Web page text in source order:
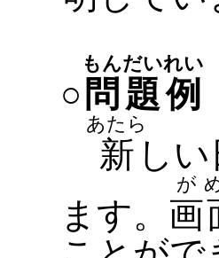
○ 問
もん
題
だい
例
れい
新
あたら
しい
ます。 画
が